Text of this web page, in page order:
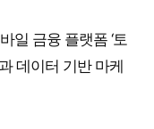
일 금융 플랫폼 ‘토
데이터 기반 마케